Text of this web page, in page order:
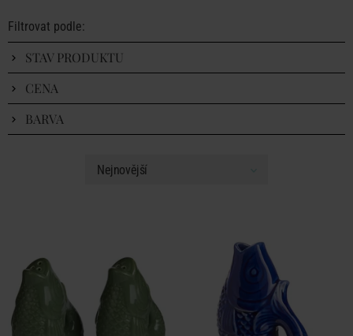
Filtrovat podle:
STAV PRODUKTU
CENA
BARVA